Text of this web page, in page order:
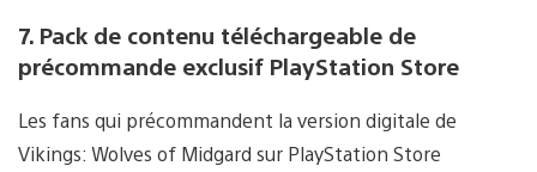
7. Pack de contenu téléchargeable de
précommande exclusif PlayStation Store
Les fans qui précommandent la version digitale de
Vikings: Wolves of Midgard sur PlayStation Store